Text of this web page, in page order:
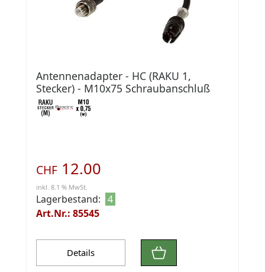
Antennenadapter - HC (RAKU 1,
Stecker) - M10x75 Schraubanschluß
(Buchse)
CHF 12.00
inkl. 8.1 % MwSt.
Lagerbestand: 4
Art.Nr.: 85545
Details